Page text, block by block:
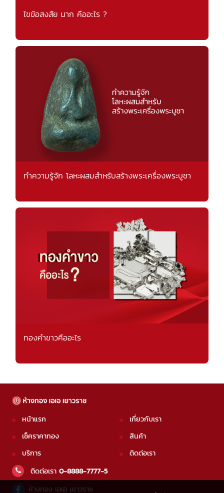
ไขข้อสงสัย นาก คืออะไร ?
ทำความรู้จัก โลหะผสมสำหรับสร้างพระเครื่องพระบูชา
ทองคำขาวคืออะไร
หน้าแรก
เช็คราคาทอง
บริการ
เกี่ยวกับเรา
สินค้า
ติดต่อเรา
ติดต่อเรา 0-8888-7777-5
ห้างทอง เอเอ เยาวราช